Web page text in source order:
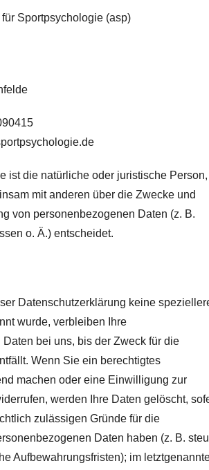
Sportpsychologie (asp)
ist die natürliche oder juristische Person,
mit anderen über die Zwecke und
von personenbezogenen Daten (z. B.
o. Ä.) entscheidet.
Datenschutzerklärung keine
wurde, verbleiben Ihre
bei uns, bis der Zweck für die
Wenn Sie ein berechtigtes
machen oder eine Einwilligung zur
werden Ihre Daten gelöscht,
zulässigen Gründe für die
Daten haben (z. B.
Aufbewahrungsfristen); im